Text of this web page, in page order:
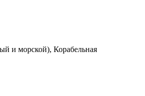
и морской), Корабельная